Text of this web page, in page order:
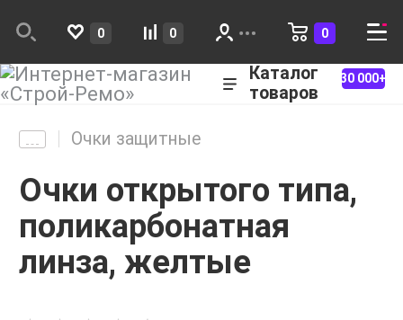
0 0 0
Каталог
товаров
30 000+
Очки защитные
Очки открытого типа,
поликарбонатная
линза, желтые